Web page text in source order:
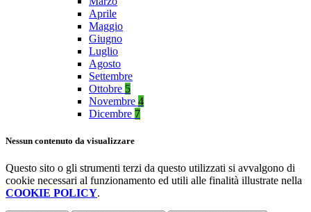
Aprile
Maggio
Giugno
Luglio
Agosto
Settembre
Ottobre 5
Novembre 4
Dicembre 7
Nessun contenuto da visualizzare
Questo sito o gli strumenti terzi da questo utilizzati si avvalgono di
cookie necessari al funzionamento ed utili alle finalità illustrate nella
COOKIE POLICY.